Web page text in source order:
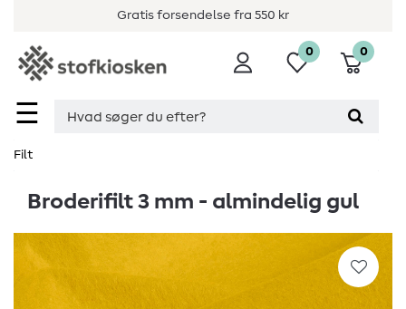
Gratis forsendelse fra 550 kr
☰
0 0
Filt
Broderifilt 3 mm - almindelig gul